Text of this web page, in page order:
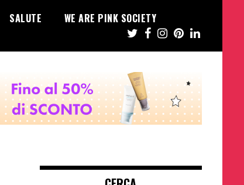
SALUTE WE ARE PINK SOCIETY